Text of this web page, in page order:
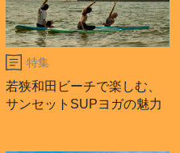
特集
若狭和田ビーチで楽しむ、
サンセットSUPヨガの魅力